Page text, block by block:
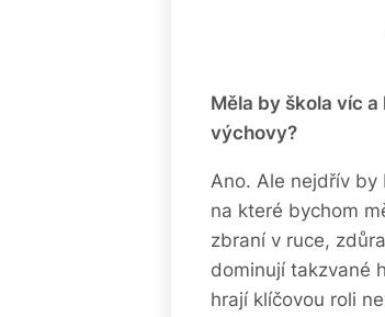
Měla by škola víc
výchovy?
Ano. Ale nejdřív
na které bychom
zbraní v ruce,
dominují takzvané
hrají klíčovou roli